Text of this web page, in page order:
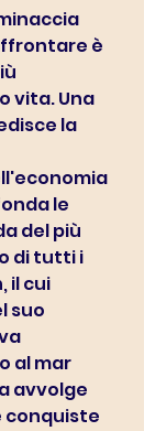
è
vita. Una
la
le
del più
di tutti i
il cui
suo
al mar
avvolge
conquiste